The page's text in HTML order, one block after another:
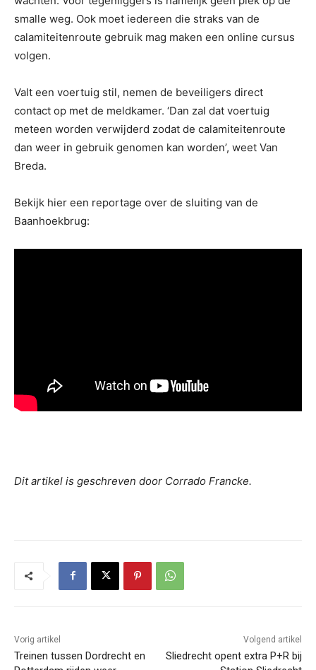
smalle weg. Ook moet iedereen die straks van de
calamiteitenroute gebruik mag maken een online cursus
volgen.
Valt een voertuig stil, nemen de beveiligers direct
contact op met de meldkamer. ‘Dan zal dat voertuig
meteen worden verwijderd zodat de calamiteitenroute
dan weer in gebruik genomen kan worden’, weet Van
Breda.
Bekijk hier een reportage over de sluiting van de
Baanhoekbrug:
Dit artikel is geschreven door Corrado Francke.
Vorig artikel
Treinen tussen Dordrecht en
Volgend artikel
Sliedrecht opent extra P+R bij